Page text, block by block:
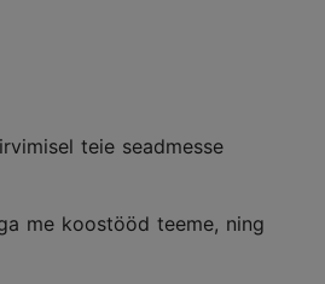
teie seadmesse
me koostööd teeme, ning